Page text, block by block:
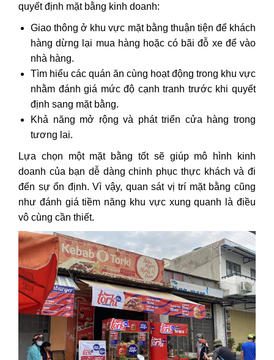
quyết định mặt bằng kinh doanh:
Giao thông ở khu vực mặt bằng thuận tiện để khách
hàng dừng lại mua hàng hoặc có bãi đỗ xe để vào
nhà hàng.
Tìm hiểu các quán ăn cùng hoạt động trong khu vực
nhằm đánh giá mức độ cạnh tranh trước khi quyết
định sang mặt bằng.
Khả năng mở rộng và phát triển cửa hàng trong
tương lai.
Lựa chọn một mặt bằng tốt sẽ giúp mô hình kinh
doanh của bạn dễ dàng chinh phục thực khách và đi
đến sự ổn định. Vì vậy, quan sát vị trí mặt bằng cũng
như đánh giá tiềm năng khu vực xung quanh là điều
vô cùng cần thiết.